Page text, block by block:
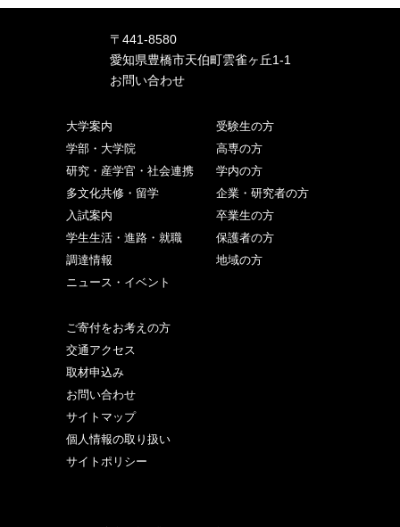
〒441-8580
愛知県豊橋市天伯町雲雀ヶ丘1-1
お問い合わせ
大学案内
学部・大学院
研究・産学官・社会連携
多文化共修・留学
入試案内
学生生活・進路・就職
調達情報
ニュース・イベント
受験生の方
高専の方
学内の方
企業・研究者の方
卒業生の方
保護者の方
地域の方
ご寄付をお考えの方
交通アクセス
取材申込み
お問い合わせ
サイトマップ
個人情報の取り扱い
サイトポリシー